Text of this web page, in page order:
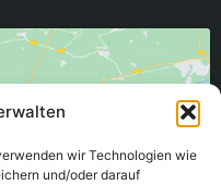
wir Technologien wie
und/oder darauf
Cookies zu